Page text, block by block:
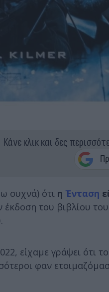
Κάνε κλικ και δες
συχνά) ότι η Ένταση
έκδοση του βιβλίου
είχαμε γράψει ότι
φαν